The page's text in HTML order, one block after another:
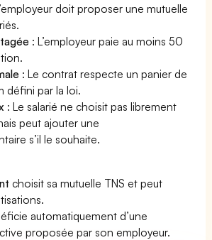
doit proposer une mutuelle
: L’employeur paie au moins 50
: Le contrat respecte un panier de
défini par la loi.
: Le salarié ne choisit pas librement
peut ajouter une
s’il le souhaite.
choisit sa mutuelle TNS et peut
automatiquement d’une
proposée par son employeur.